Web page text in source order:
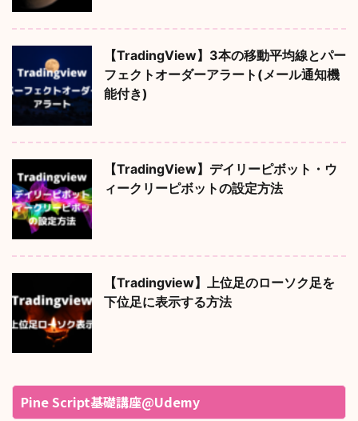
【TradingView】3本の移動平均線とパー
フェクトオーダーアラート(メール通知機
能付き)
【TradingView】デイリーピボット・ウ
ィークリーピボットの設定方法
【Tradingview】上位足のローソク足を
下位足に表示する方法
Pine Script基礎講座@Udemy